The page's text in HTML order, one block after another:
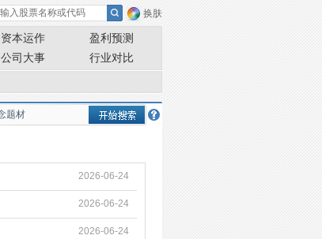
换肤
资本运作
盈利预测
公司大事 行业对比
2026-06-24
2026-06-24
2026-06-24